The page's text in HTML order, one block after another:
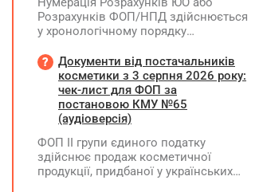
виплатити кошти засновникам. Чи
потрібно утримувати ПДФО та ВЗ?
Розрахунків ФОП/НПД здійснюється
у хронологічному порядку
межах одного звітного
(податкового) періоду та не
продовжується в наступних
Документи від постачальників
косметики з 3 серпня 2026 року:
чек-лист для ФОП за
постановою КМУ №65
(аудіоверсія)
ФОП ІІ групи єдиного податку
здійснює продаж косметичної
продукції, придбаної у українських